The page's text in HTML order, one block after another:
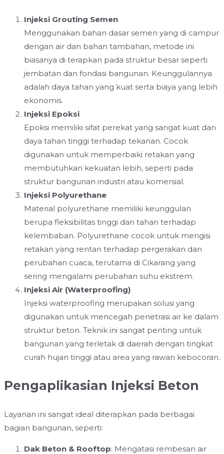
Injeksi Grouting Semen
Menggunakan bahan dasar semen yang di campur
dengan air dan bahan tambahan, metode ini
biasanya di terapkan pada struktur besar seperti
jembatan dan fondasi bangunan. Keunggulannya
adalah daya tahan yang kuat serta biaya yang lebih
ekonomis.
Injeksi Epoksi
Epoksi memiliki sifat perekat yang sangat kuat dan
daya tahan tinggi terhadap tekanan. Cocok
digunakan untuk memperbaiki retakan yang
membutuhkan kekuatan lebih, seperti pada
struktur bangunan industri atau komersial.
Injeksi Polyurethane
Material polyurethane memiliki keunggulan
berupa fleksibilitas tinggi dan tahan terhadap
kelembaban. Polyurethane cocok untuk mengisi
retakan yang rentan terhadap pergerakan dan
perubahan cuaca, terutama di Cikarang yang
sering mengalami perubahan suhu ekstrem.
Injeksi Air (Waterproofing)
Injeksi waterproofing merupakan solusi yang
digunakan untuk mencegah penetrasi air ke dalam
struktur beton. Teknik ini sangat penting untuk
bangunan yang terletak di daerah dengan tingkat
curah hujan tinggi atau area yang rawan kebocoran.
Pengaplikasian Injeksi Beton
Layanan ini sangat ideal diterapkan pada berbagai
bagian bangunan, seperti:
Dak Beton & Rooftop: Mengatasi rembesan air